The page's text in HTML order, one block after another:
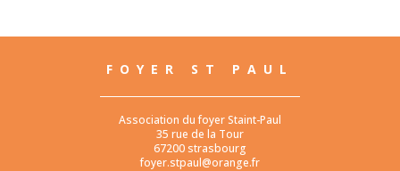
FOYER ST PAUL
Association du foyer Staint-Paul
35 rue de la Tour
67200 strasbourg
foyer.stpaul@orange.fr